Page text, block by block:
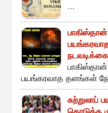
நடவடிக்கை
பயங்கரவாத தளங்கள்
கொடுத்த